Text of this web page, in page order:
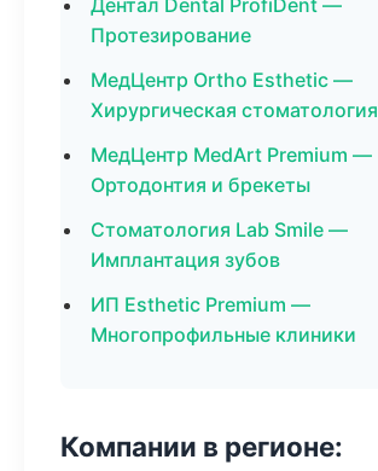
Дентал Dental ProfiDent —
Протезирование
МедЦентр Ortho Esthetic —
Хирургическая стоматология
МедЦентр MedArt Premium —
Ортодонтия и брекеты
Стоматология Lab Smile —
Имплантация зубов
ИП Esthetic Premium —
Многопрофильные клиники
Компании в регионе: